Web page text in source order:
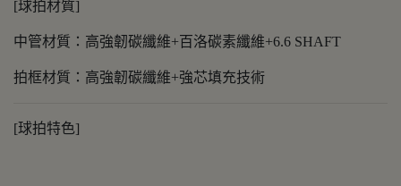
[球拍材質]
中管材質：高強韌碳纖維+百洛碳素纖維+6.6 SHAFT
拍框材質：高強韌碳纖維+強芯填充技術
[球拍特色]